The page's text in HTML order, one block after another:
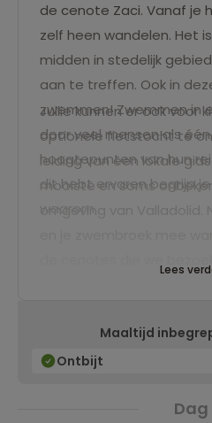
de cenote Zaci. Vanaf je
zelf heen wandelen. Het
midden in stedelijk
aan te treffen. Ook in
zwemmen! Zwemmen in
door veel mensen als
hoogtepunten van hun
dit hebt ervaren begrijp
Jullie kunnen er ook voor
optionele fietstocht te
leiding van een lokale
mooiste en soms
Lees
Maaltijd
Ontbijt
Dag